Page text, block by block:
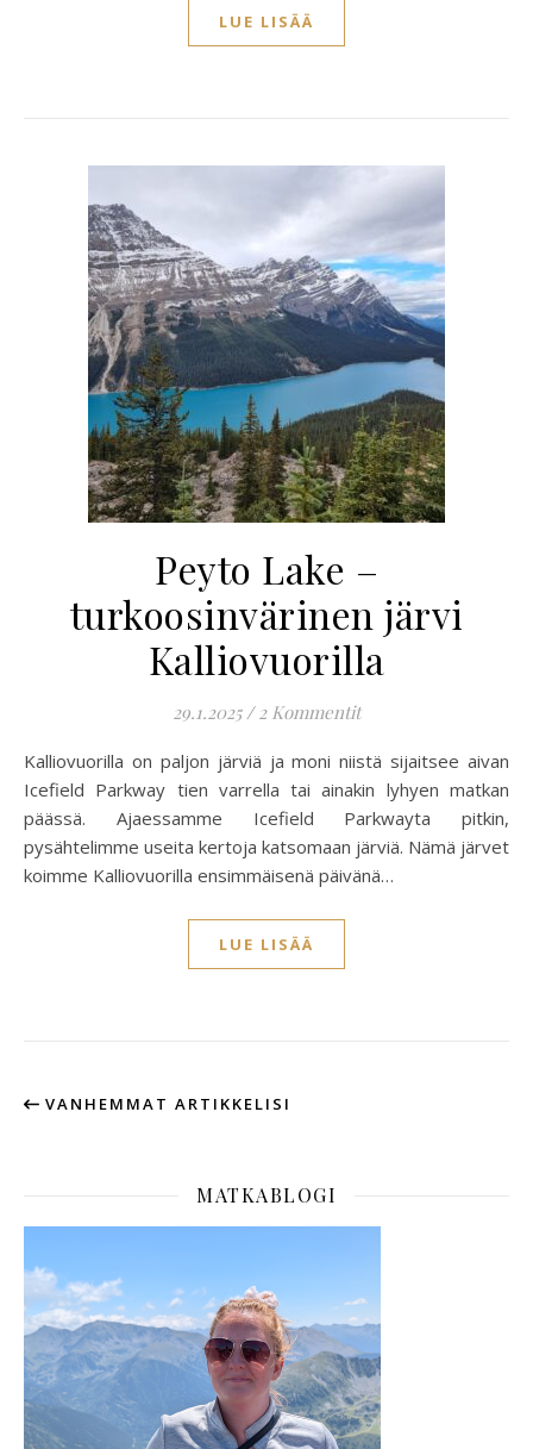
LUE LISÄÄ
Peyto Lake –
turkoosinvärinen järvi
Kalliovuorilla
29.1.2025 / 2 Kommentit
Kalliovuorilla on paljon järviä ja moni niistä sijaitsee aivan
Icefield Parkway tien varrella tai ainakin lyhyen matkan
päässä. Ajaessamme Icefield Parkwayta pitkin,
pysähtelimme useita kertoja katsomaan järviä. Nämä järvet
koimme Kalliovuorilla ensimmäisenä päivänä…
LUE LISÄÄ
VANHEMMAT ARTIKKELISI
MATKABLOGI